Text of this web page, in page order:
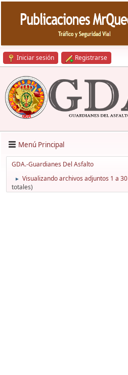
Iniciar sesión Registrarse
Menú Principal
GDA.-Guardianes Del Asfalto
► Visualizando archivos adjuntos 1 a 30
totales)